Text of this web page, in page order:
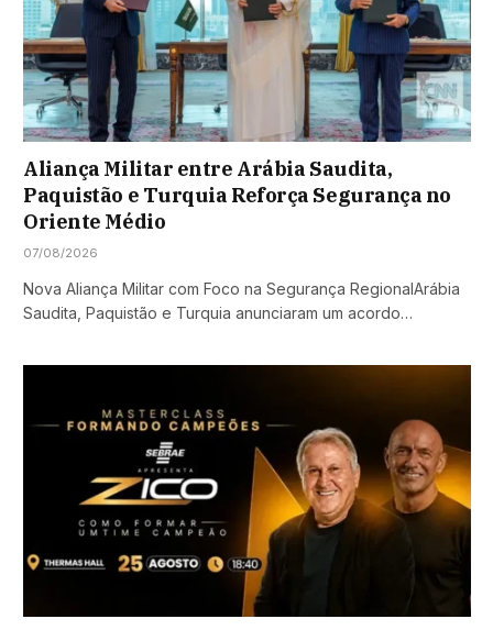
Aliança Militar entre Arábia Saudita,
Paquistão e Turquia Reforça Segurança no
Oriente Médio
07/08/2026
Nova Aliança Militar com Foco na Segurança RegionalArábia
Saudita, Paquistão e Turquia anunciaram um acordo…